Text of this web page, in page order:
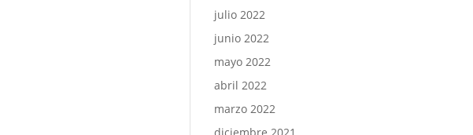
julio 2022
junio 2022
mayo 2022
abril 2022
marzo 2022